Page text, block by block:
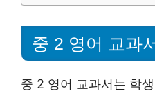
중 2 영어 교과
중 2 영어 교과서는 학